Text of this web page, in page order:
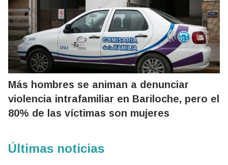
Más hombres se animan a denunciar
violencia intrafamiliar en Bariloche, pero el
80% de las víctimas son mujeres
Últimas noticias